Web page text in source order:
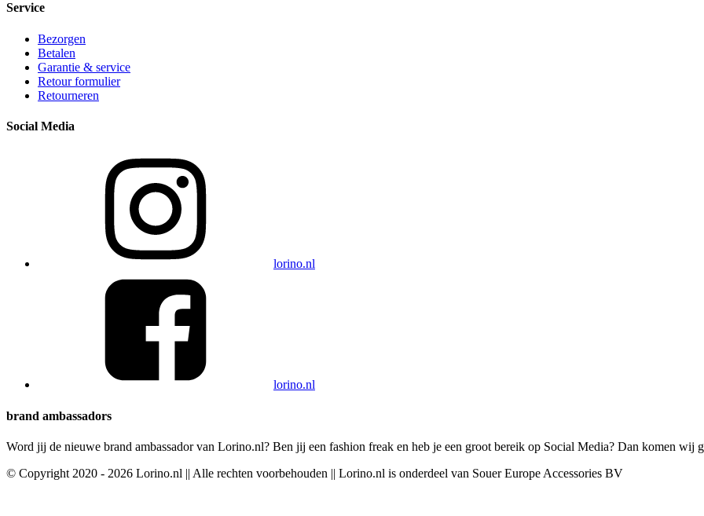
Service
Bezorgen
Betalen
Garantie & service
Retour formulier
Retourneren
Social Media
lorino.nl
lorino.nl
brand ambassadors
Word jij de nieuwe brand ambassador van Lorino.nl? Ben jij een fashion freak en heb je een groot bereik op Social Media? Dan komen
© Copyright 2020 - 2026 Lorino.nl || Alle rechten voorbehouden || Lorino.nl is onderdeel van Souer Europe Accessories BV